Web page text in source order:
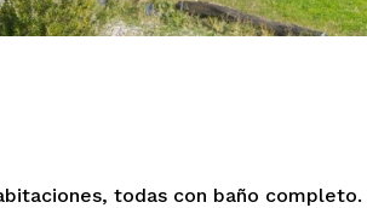
todas con baño completo.